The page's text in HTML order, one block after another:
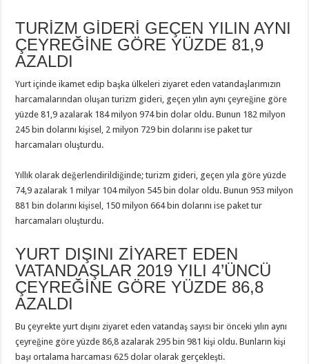
TURİZM GİDERİ GEÇEN YILIN AYNI
ÇEYREĞİNE GÖRE YÜZDE 81,9
AZALDI
Yurt içinde ikamet edip başka ülkeleri ziyaret eden vatandaşlarımızın
harcamalarından oluşan turizm gideri, geçen yılın aynı çeyreğine göre
yüzde 81,9 azalarak 184 milyon 974 bin dolar oldu. Bunun 182 milyon
245 bin dolarını kişisel, 2 milyon 729 bin dolarını ise paket tur
harcamaları oluşturdu.
Yıllık olarak değerlendirildiğinde; turizm gideri, geçen yıla göre yüzde
74,9 azalarak 1 milyar 104 milyon 545 bin dolar oldu. Bunun 953 milyon
881 bin dolarını kişisel, 150 milyon 664 bin dolarını ise paket tur
harcamaları oluşturdu.
YURT DIŞINI ZİYARET EDEN
VATANDAŞLAR 2019 YILI 4’ÜNCÜ
ÇEYREĞİNE GÖRE YÜZDE 86,8
AZALDI
Bu çeyrekte yurt dışını ziyaret eden vatandaş sayısı bir önceki yılın aynı
çeyreğine göre yüzde 86,8 azalarak 295 bin 981 kişi oldu. Bunların kişi
başı ortalama harcaması 625 dolar olarak gerçekleşti.